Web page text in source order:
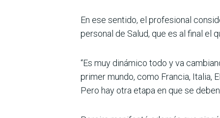
En ese sentido, el profesional
personal de Salud, que es al final el
“Es muy dinámico todo y va
primer mundo, como Francia, Italia,
Pero hay otra etapa en que se